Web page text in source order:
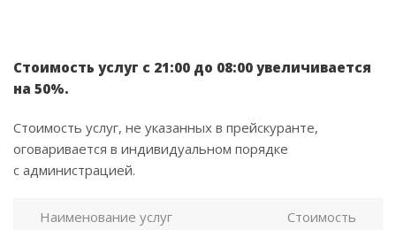
Стоимость услуг с 21:00 до 08:00 увеличивается
на 50%.
Стоимость услуг, не указанных в прейскуранте,
оговаривается в индивидуальном порядке
с администрацией.
Наименование услуг Стоимость